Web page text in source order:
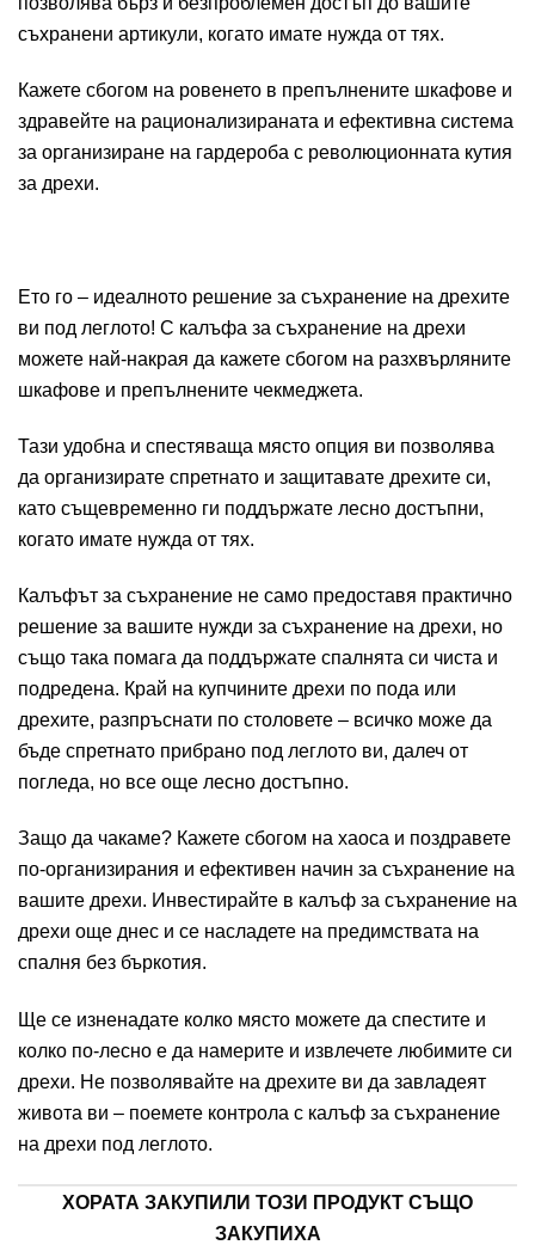
съхранени артикули, когато имате нужда от тях.
Кажете сбогом на ровенето в препълнените шкафове и
здравейте на рационализираната и ефективна система
за организиране на гардероба с революционната кутия
за дрехи.
Ето го – идеалното решение за съхранение на дрехите
ви под леглото! С калъфа за съхранение на дрехи
можете най-накрая да кажете сбогом на разхвърляните
шкафове и препълнените чекмеджета.
Тази удобна и спестяваща място опция ви позволява
да организирате спретнато и защитавате дрехите си,
като същевременно ги поддържате лесно достъпни,
когато имате нужда от тях.
Калъфът за съхранение не само предоставя практично
решение за вашите нужди за съхранение на дрехи, но
също така помага да поддържате спалнята си чиста и
подредена. Край на купчините дрехи по пода или
дрехите, разпръснати по столовете – всичко може да
бъде спретнато прибрано под леглото ви, далеч от
погледа, но все още лесно достъпно.
Защо да чакаме? Кажете сбогом на хаоса и поздравете
по-организирания и ефективен начин за съхранение на
вашите дрехи. Инвестирайте в калъф за съхранение на
дрехи още днес и се насладете на предимствата на
спалня без бъркотия.
Ще се изненадате колко място можете да спестите и
колко по-лесно е да намерите и извлечете любимите си
дрехи. Не позволявайте на дрехите ви да завладеят
живота ви – поемете контрола с калъф за съхранение
на дрехи под леглото.
ХОРАТА ЗАКУПИЛИ ТОЗИ ПРОДУКТ СЪЩО
ЗАКУПИХА